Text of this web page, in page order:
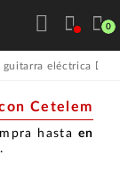
0
guitarra eléctrica
Cetelem
hasta en